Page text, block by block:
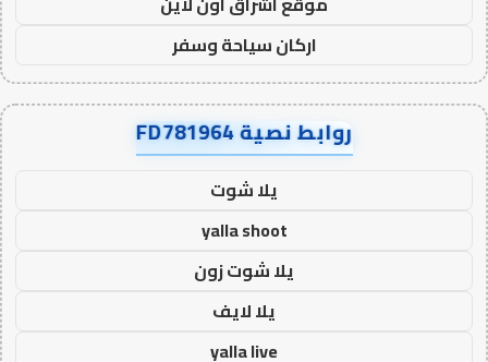
اركان سياحة وسفر
روابط نصية FD781964
يلا شوت
yalla shoot
يلا شوت زون
يلا لايف
yalla live